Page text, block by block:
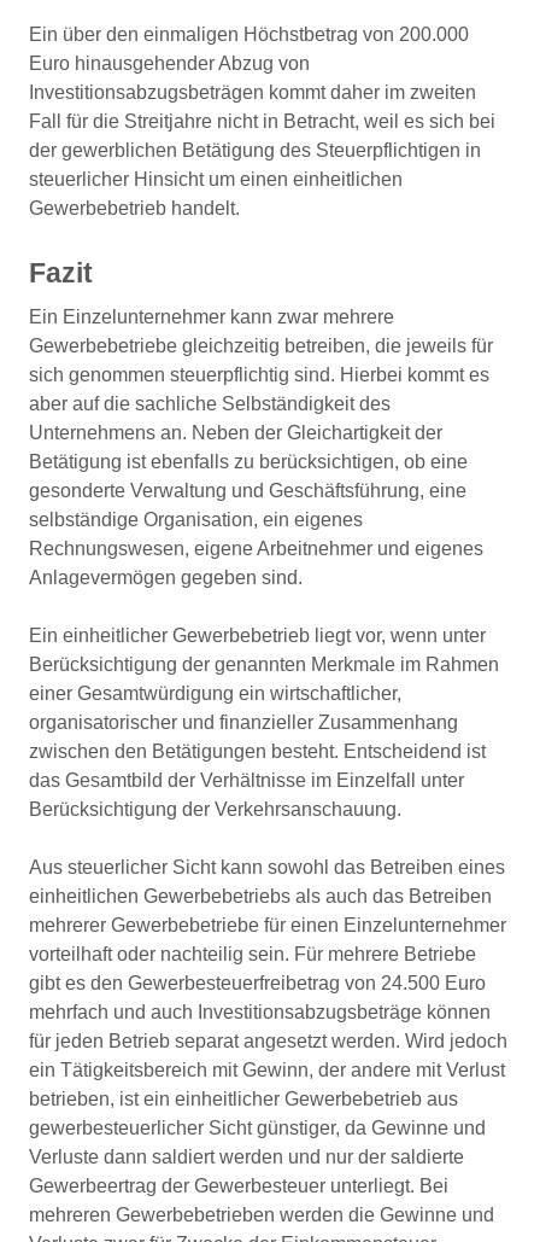
Ein über den einmaligen Höchstbetrag von 200.000
Euro hinausgehender Abzug von
Investitionsabzugsbeträgen kommt daher im zweiten
Fall für die Streitjahre nicht in Betracht, weil es sich bei
der gewerblichen Betätigung des Steuerpflichtigen in
steuerlicher Hinsicht um einen einheitlichen
Gewerbebetrieb handelt.
Fazit
Ein Einzelunternehmer kann zwar mehrere
Gewerbebetriebe gleichzeitig betreiben, die jeweils für
sich genommen steuerpflichtig sind. Hierbei kommt es
aber auf die sachliche Selbständigkeit des
Unternehmens an. Neben der Gleichartigkeit der
Betätigung ist ebenfalls zu berücksichtigen, ob eine
gesonderte Verwaltung und Geschäftsführung, eine
selbständige Organisation, ein eigenes
Rechnungswesen, eigene Arbeitnehmer und eigenes
Anlagevermögen gegeben sind.
Ein einheitlicher Gewerbebetrieb liegt vor, wenn unter
Berücksichtigung der genannten Merkmale im Rahmen
einer Gesamtwürdigung ein wirtschaftlicher,
organisatorischer und finanzieller Zusammenhang
zwischen den Betätigungen besteht. Entscheidend ist
das Gesamtbild der Verhältnisse im Einzelfall unter
Berücksichtigung der Verkehrsanschauung.
Aus steuerlicher Sicht kann sowohl das Betreiben eines
einheitlichen Gewerbebetriebs als auch das Betreiben
mehrerer Gewerbebetriebe für einen Einzelunternehmer
vorteilhaft oder nachteilig sein. Für mehrere Betriebe
gibt es den Gewerbesteuerfreibetrag von 24.500 Euro
mehrfach und auch Investitionsabzugsbeträge können
für jeden Betrieb separat angesetzt werden. Wird jedoch
ein Tätigkeitsbereich mit Gewinn, der andere mit Verlust
betrieben, ist ein einheitlicher Gewerbebetrieb aus
gewerbesteuerlicher Sicht günstiger, da Gewinne und
Verluste dann saldiert werden und nur der saldierte
Gewerbeertrag der Gewerbesteuer unterliegt. Bei
mehreren Gewerbebetrieben werden die Gewinne und